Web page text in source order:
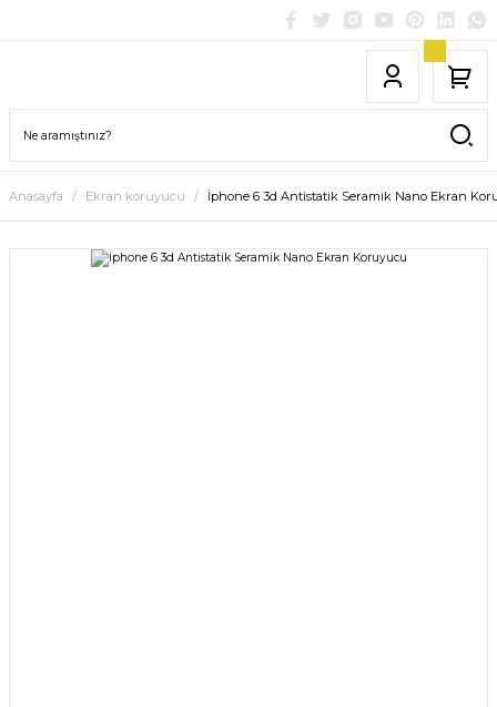
Anasayfa Ekran koruyucu İphone 6 3d Antistatik Seramik Nano Ekran